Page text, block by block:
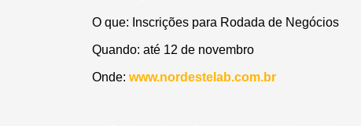
O que: Inscrições para Rodada de Negócios
Quando: até 12 de novembro
Onde: www.nordestelab.com.br